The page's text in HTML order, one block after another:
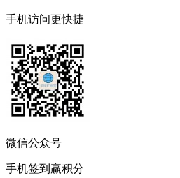
手机访问更快捷
微信公众号
手机签到赢积分